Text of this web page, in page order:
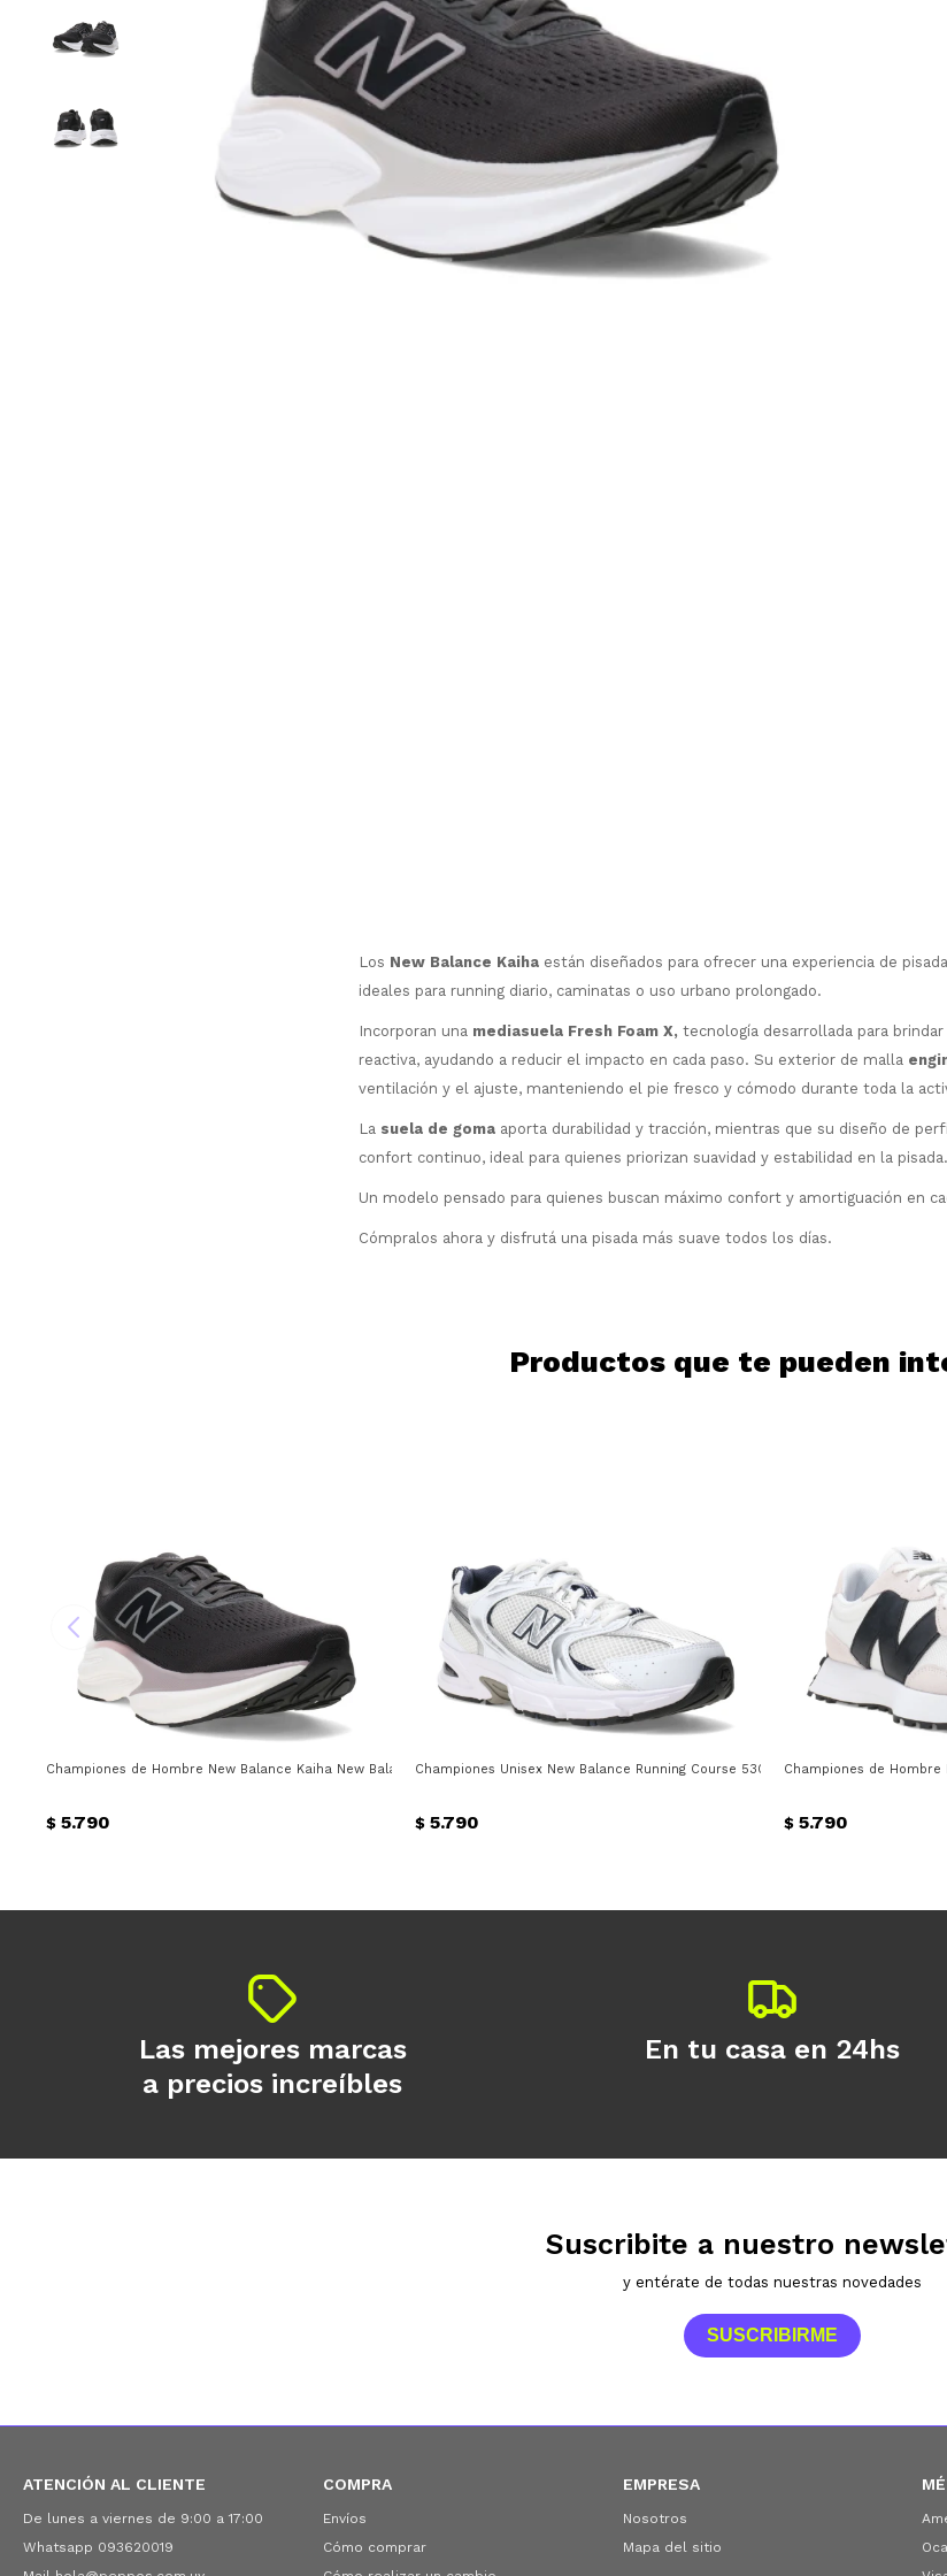
Los New Balance Kaiha están diseñados para ofrecer una experiencia de
ideales para running diario, caminatas o uso urbano prolongado.
Incorporan una mediasuela Fresh Foam X, tecnología desarrollada para
reactiva, ayudando a reducir el impacto en cada paso. Su exterior de malla
ventilación y el ajuste, manteniendo el pie fresco y cómodo durante toda la
La suela de goma aporta durabilidad y tracción, mientras que su diseño de
confort continuo, ideal para quienes priorizan suavidad y estabilidad en la pisada.
Un modelo pensado para quienes buscan máximo confort y amortiguación en
Cómpralos ahora y disfrutá una pisada más suave todos los días.
Productos que te pueden
Championes de Hombre New Balance Kaiha New Balance - Negro
$ 5.790
Championes Unisex New Balance Running Course 530 New Balance - Blanco -
$ 5.790
Championes de
$ 5.790
ATENCIÓN AL CLIENTE
De lunes a viernes de 9:00 a 17:00
Whatsapp 093620019
COMPRA
Envíos
Cómo comprar
EMPRESA
Nosotros
Mapa del sitio
Oca
Las mejores marcas
a precios increíbles
En tu casa en 24hs
Suscribite a nuestro
y entérate de todas nuestras novedades
SUSCRIBIRME
Comprá ahora y Pagá
Después, hasta en 12
cuotas y sin tocar tu
tarjeta de crédito
¡Sumate a la forma más ágil de
comprar!
Comprá en 3 cuotas sin recargo o hasta
en 12 cuotas * ¡Solo con tu cédula!
* sujeto aprobación crediticia.
Verifica si estás calificado para comprar
Después.
* sujeto a aprobación crediticia. El monto
Ups!
Parece que no tenes oferta, lamentamos
¡Algo salió mal!